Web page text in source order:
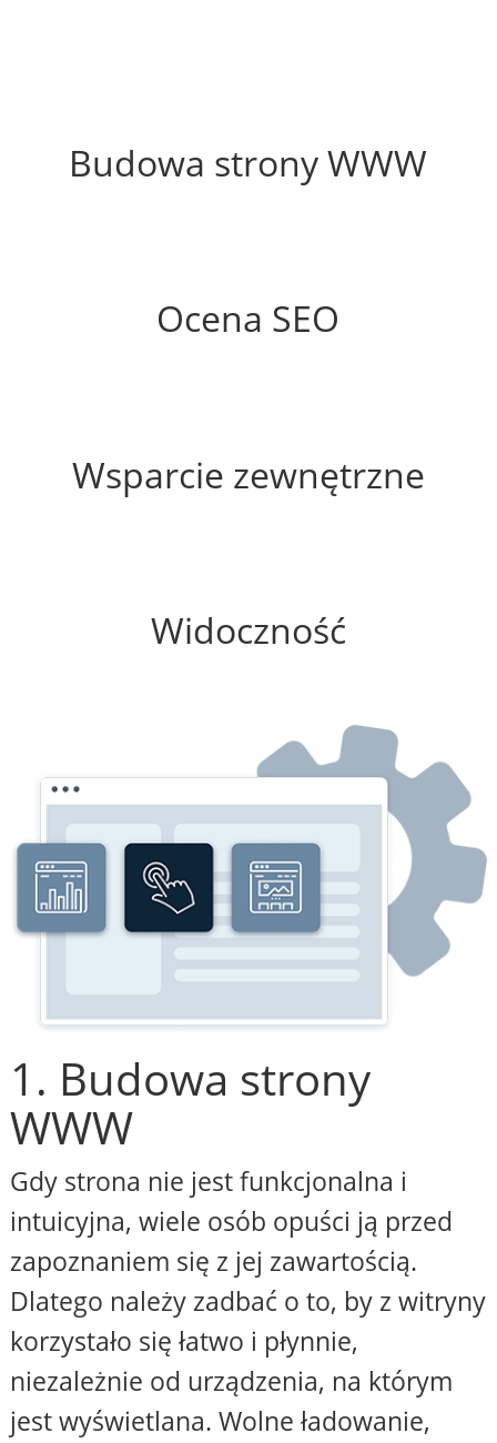
Budowa strony WWW
Ocena SEO
Wsparcie zewnętrzne
Widoczność
1. Budowa strony
WWW
Gdy strona nie jest funkcjonalna i
intuicyjna, wiele osób opuści ją przed
zapoznaniem się z jej zawartością.
Dlatego należy zadbać o to, by z witryny
korzystało się łatwo i płynnie,
niezależnie od urządzenia, na którym
jest wyświetlana. Wolne ładowanie,